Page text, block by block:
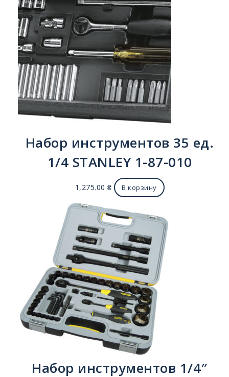
Набор инструментов 35 ед.
1/4 STANLEY 1-87-010
1,275.00 ₴ В корзину
Набор инструментов 1/4″